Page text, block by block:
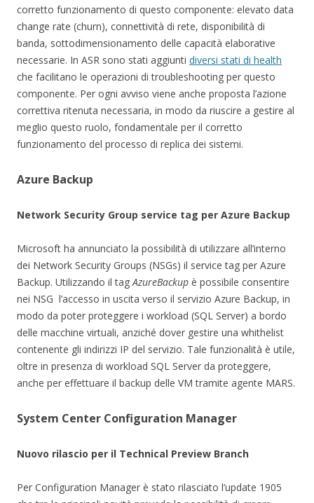
corretto funzionamento di questo componente: elevato data
change rate (churn), connettività di rete, disponibilità di
banda, sottodimensionamento delle capacità elaborative
necessarie. In ASR sono stati aggiunti diversi stati di health
che facilitano le operazioni di troubleshooting per questo
componente. Per ogni avviso viene anche proposta l’azione
correttiva ritenuta necessaria, in modo da riuscire a gestire al
meglio questo ruolo, fondamentale per il corretto
funzionamento del processo di replica dei sistemi.
Azure Backup
Network Security Group service tag per Azure Backup
Microsoft ha annunciato la possibilità di utilizzare all’interno
dei ​Network Security Groups (NSGs) il service tag per Azure
Backup. Utilizzando il tagAzureBackup è possibile consentire
nei NSG l’accesso in uscita verso il servizio Azure Backup, in
modo da poter proteggere i workload (SQL Server) a bordo
delle macchine virtuali, anziché dover gestire una whithelist
contenente gli indirizzi IP del servizio. Tale funzionalità è utile,
oltre in presenza di workload SQL Server da proteggere,
anche per effettuare il backup delle VM tramite agente MARS.
System Center Configuration Manager
Nuovo rilascio per il Technical Preview Branch
Per Configuration Manager è stato rilasciato l’update 1905